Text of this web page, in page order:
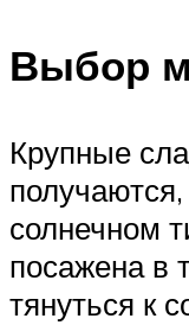
Выбор
Крупные
получаются,
солнечном
посажена в
тянуться к